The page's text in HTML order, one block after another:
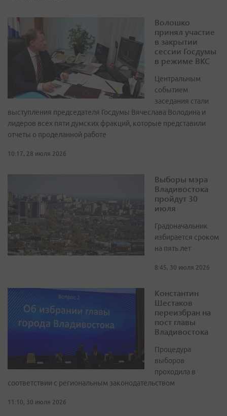
Волошко
принял участие
в закрытии
сессии Госдумы
в режиме ВКС
Центральным
событием
заседания стали
выступления председателя Госдумы Вячеслава Володина и
лидеров всех пяти думских фракций, которые представили
отчеты о проделанной работе
10:17, 28 июля 2026
Выборы мэра
Владивостока
пройдут 30
июля
Градоначальник
избирается сроком
на пять лет
8:45, 30 июля 2026
Константин
Шестаков
переизбран на
пост главы
Владивостока
Процедура
выборов
проходила в
соответствии с региональным законодательством
11:10, 30 июля 2026